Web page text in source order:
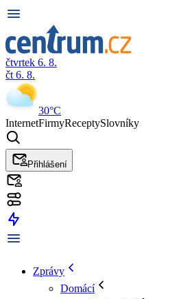
čtvrtek 6. 8.
čt 6. 8.
30°C
InternetFirmyReceptySlovníky
Přihlášení
Zprávy
Domácí